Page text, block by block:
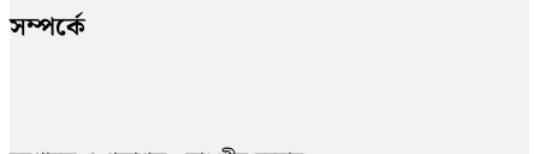
সম্পর্কে